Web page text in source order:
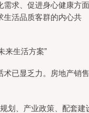
需求、促进身心健康方面
生活品质客群的内心共
来生活方案”
术已显乏力。房地产销售
划、产业政策、配套建